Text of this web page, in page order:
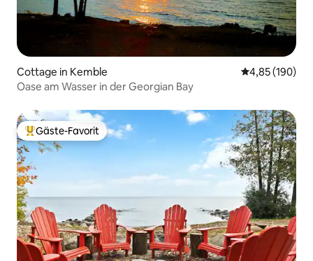
Cottage in Kemble
4,85 (190)
Oase am Wasser in der Georgian Bay
Beliebter Gäste-Favorit.
Gäste-Favorit